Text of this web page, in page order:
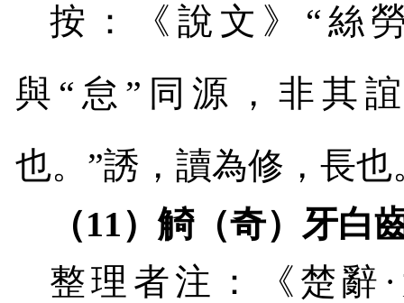
按：《說文》“絲
與“怠”同源，非其
也。”誘，讀為修，長也
（11）觭（奇）牙白
整理者注：《楚辭